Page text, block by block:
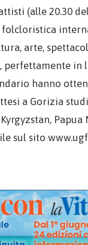
(alle 20.30
arte,
in
hanno
a Gorizia
Papua
sul sito